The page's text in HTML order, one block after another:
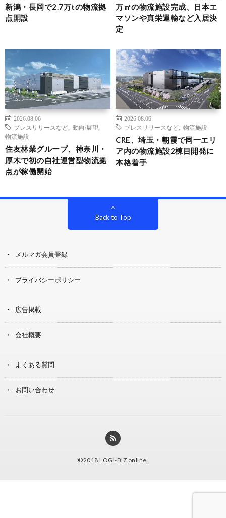
新潟・長岡で2.7万tの物流拠
点開設
万㎡の物流施設完成、日本エ
マソンや真栄運輸など入居決
定
2026.08.06
プレスリリースなど
動向/展望
物流施設
住友林業グループ、神奈川・
厚木で初の自社運営型物流拠
点が稼働開始
2026.08.06
プレスリリースなど
物流施設
CRE、埼玉・朝霞で同一エリ
ア内の物流施設2棟目開発に
本格着手
Back to Top
メルマガ会員登録
プライバシーポリシー
広告掲載
会社概要
よくある質問
お問い合わせ
©2018 LOGI-BIZ online.